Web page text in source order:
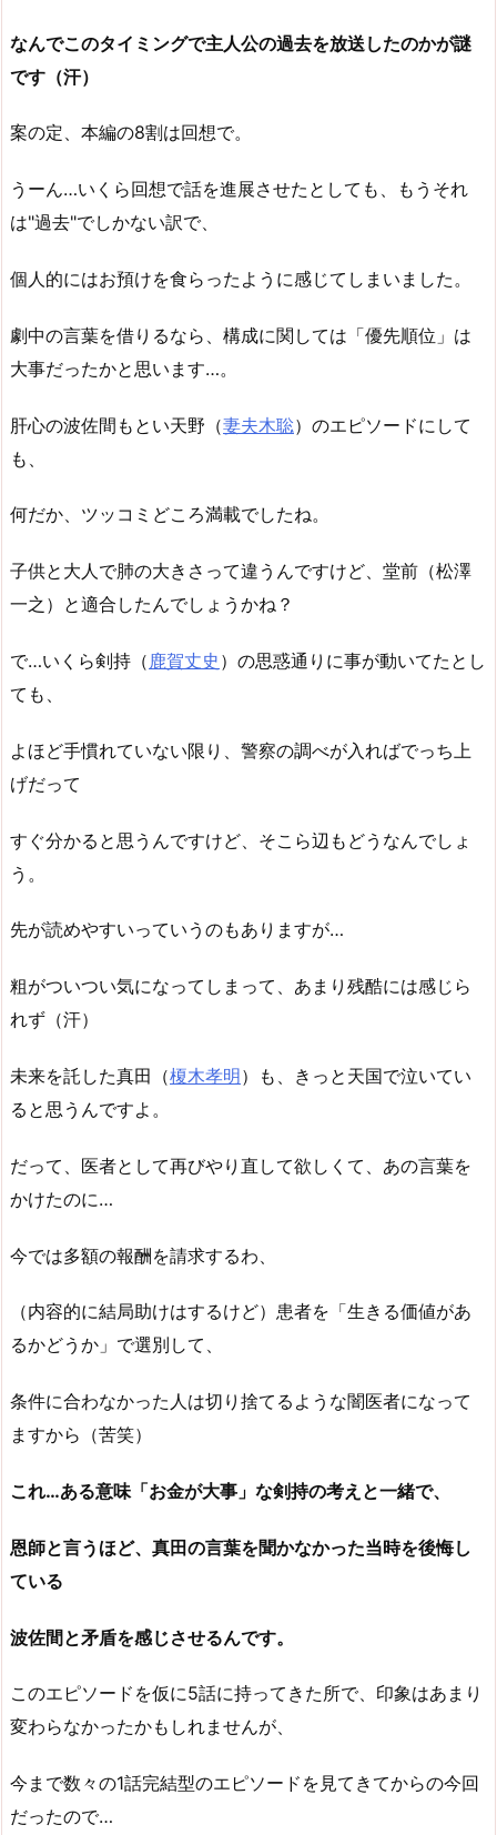
なんでこのタイミングで主人公の過去を放送したのかが謎
です（汗）
案の定、本編の8割は回想で。
うーん…いくら回想で話を進展させたとしても、もうそれ
は"過去"でしかない訳で、
個人的にはお預けを食らったように感じてしまいました。
劇中の言葉を借りるなら、構成に関しては「優先順位」は
大事だったかと思います…。
肝心の波佐間もとい天野（妻夫木聡）のエピソードにして
も、
何だか、ツッコミどころ満載でしたね。
子供と大人で肺の大きさって違うんですけど、堂前（松澤
一之）と適合したんでしょうかね？
で…いくら剣持（ 鹿賀丈史 ）の思惑通りに事が動いてたとし
ても、
よほど手慣れていない限り、警察の調べが入ればでっち上
げだって
すぐ分かると思うんですけど、そこら辺もどうなんでしょ
う。
先が読めやすいっていうのもありますが…
粗がついつい気になってしまって、あまり残酷には感じら
れず（汗）
未来を託した真田（榎木孝明）も、きっと天国で泣いてい
ると思うんですよ。
だって、医者として再びやり直して欲しくて、あの言葉を
かけたのに…
今では多額の報酬を請求するわ、
（内容的に結局助けはするけど）患者を「生きる価値があ
るかどうか」で選別して、
条件に合わなかった人は切り捨てるような闇医者になって
ますから（苦笑）
これ…ある意味「お金が大事」な剣持の考えと一緒で、
恩師と言うほど、真田の言葉を聞かなかった当時を後悔し
ている
波佐間と矛盾を感じさせるんです。
このエピソードを仮に5話に持ってきた所で、印象はあまり
変わらなかったかもしれませんが、
今まで数々の1話完結型のエピソードを見てきてからの今回
だったので…